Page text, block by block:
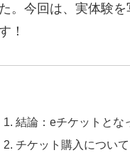
。今回は、実体験
！
結論：eチケットとな
チケット購入について